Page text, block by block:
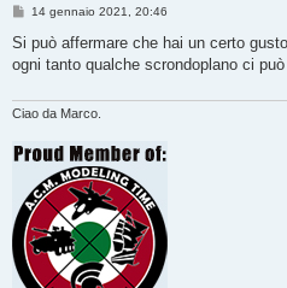
M
s
s
a
i
14 gennaio 2021, 20:46
Si può affermare che hai un certo
ogni tanto qualche scrondoplano ci
Ciao da Marco.